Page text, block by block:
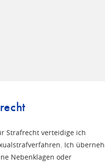
Strafrecht verteidige ich
Ich
Nebenklagen oder